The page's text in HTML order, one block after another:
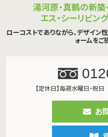
湯河原・真鶴の新築
エス・シーリビン
ローコストでありながら、デザイン
ォームをご
【定休日】毎週水曜日・祝日
お